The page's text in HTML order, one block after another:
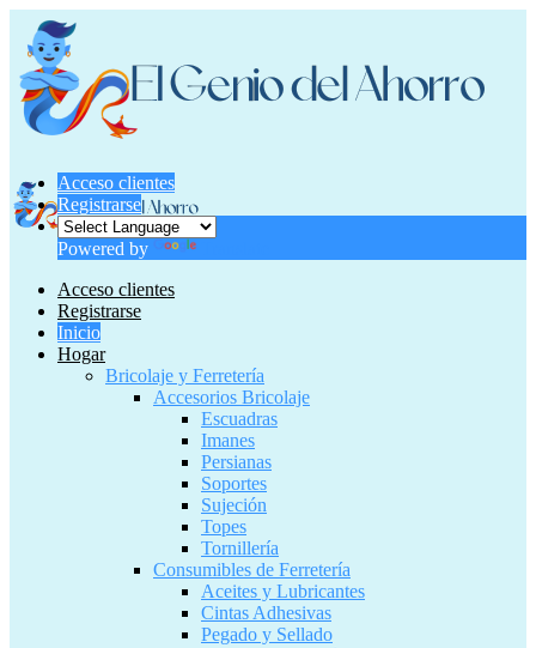
Acceso clientes
Registrarse
Powered by
Acceso clientes
Registrarse
Inicio
Hogar
Bricolaje y Ferretería
Accesorios Bricolaje
Escuadras
Imanes
Persianas
Soportes
Sujeción
Topes
Tornillería
Consumibles de Ferretería
Aceites y Lubricantes
Cintas Adhesivas
Pegado y Sellado